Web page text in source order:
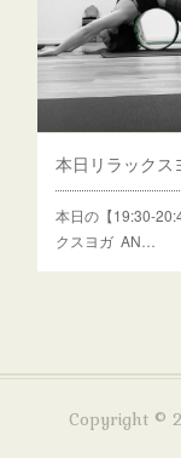
本日の【19:30-
クスヨガ AN…
Copyright ©